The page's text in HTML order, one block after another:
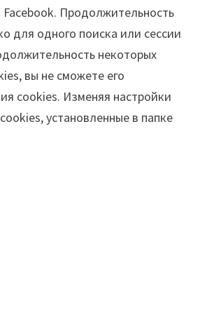
Продолжительность
для одного поиска или сессии
некоторых
вы не сможете его
cookies. Изменяя настройки
установленные в папке